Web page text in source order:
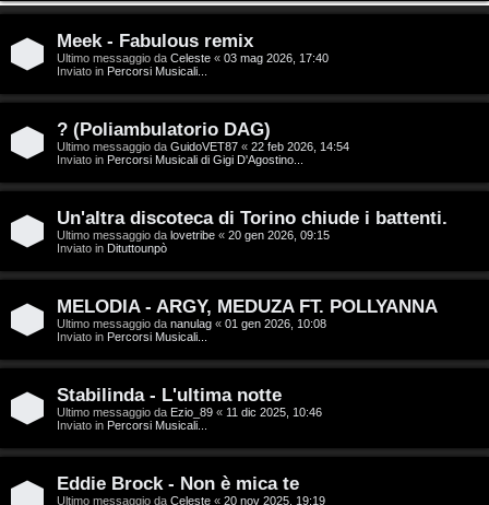
A
r
g
o
m
e
n
t
i
s
e
n
Meek - Fabulous remix
Ultimo messaggio da Celeste « 03 mag 2026, 17:40
Inviato in Percorsi Musicali...
? (Poliambulatorio DAG)
Ultimo messaggio da GuidoVET87 « 22 feb 2026, 14:54
Inviato in Percorsi Musicali di Gigi D'Agostino...
Un'altra discoteca di Torino chiude i battenti.
Ultimo messaggio da lovetribe « 20 gen 2026, 09:15
Inviato in Dituttounpò
MELODIA - ARGY, MEDUZA FT. POLLYANNA
Ultimo messaggio da nanulag « 01 gen 2026, 10:08
Inviato in Percorsi Musicali...
Stabilinda - L'ultima notte
Ultimo messaggio da Ezio_89 « 11 dic 2025, 10:46
Inviato in Percorsi Musicali...
Eddie Brock - Non è mica te
Ultimo messaggio da Celeste « 20 nov 2025, 19:19
T
o
p
i
c
A
t
t
i
v
i
G
i